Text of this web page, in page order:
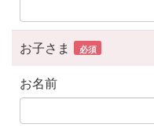
お子さま 必須
お名前